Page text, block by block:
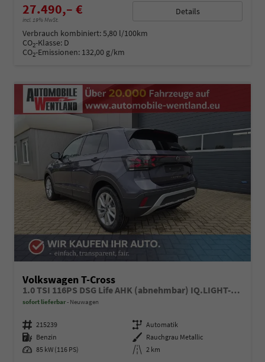
27.490,– €
incl. 19% MwSt.
Details
Verbrauch kombiniert:5,80 l/100km
CO2-Klasse: D
CO2-Emissionen: 132,00 g/km
Volkswagen T-Cross
1.0 TSI 116PS DSG Life AHK (abnehmbar) IQ.LIGHT-LED-Matrix Sitzheizung Rückf.Kamera Klimaautomatik Abstandstempomat Apple CarPlay Android Auto
sofort lieferbar Neuwagen
Fahrzeugnummer 215239 Getriebe Automatik
Kraftstoff Benzin Außenfarbe Rauchgrau Metallic
Leistung 85 kW (116 PS) Kilometerstand 2 km